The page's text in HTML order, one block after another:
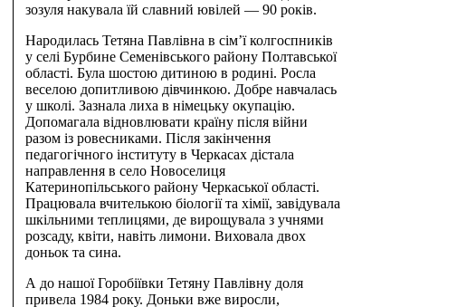
зозуля накувала їй славний ювілей — 90 років.
Народилась Тетяна Павлівна в сім’ї колгоспників
у селі Бурбине Семенівського району Полтавської
області. Була шостою дитиною в родині. Росла
веселою допитливою дівчинкою. Добре навчалась
у школі. Зазнала лиха в німецьку окупацію.
Допомагала відновлювати країну після війни
разом із ровесниками. Після закінчення
педагогічного інституту в Черкасах дістала
направлення в село Новоселиця
Катеринопільського району Черкаської області.
Працювала вчителькою біології та хімії, завідувала
шкільними теплицями, де вирощувала з учнями
розсаду, квіти, навіть лимони. Виховала двох
доньок та сина.
А до нашої Горобіївки Тетяну Павлівну доля
привела 1984 року. Доньки вже виросли,